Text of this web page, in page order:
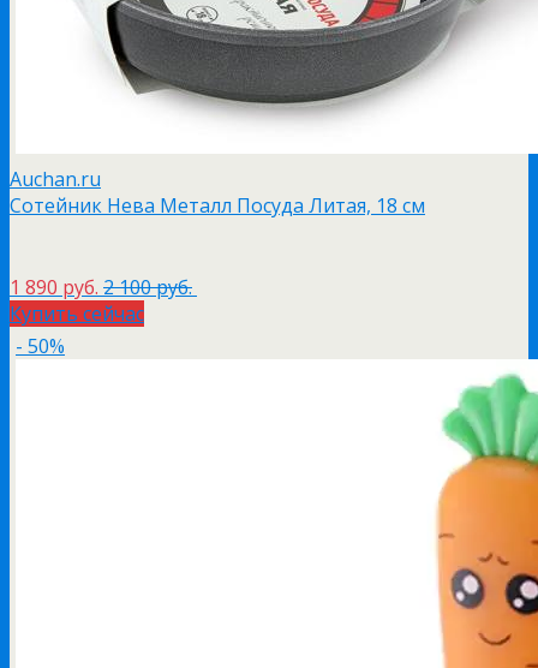
Auchan.ru
Сотейник Нева Металл Посуда Литая, 18 см
1 890 руб. 2 100 руб.
Купить сейчас
- 50%